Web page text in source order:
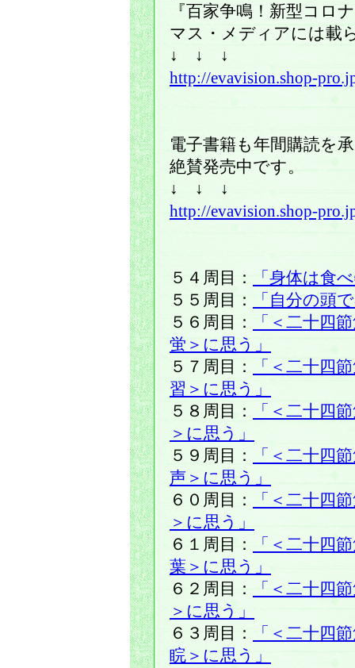
『百家争鳴！新型コ
マス・メディアには載
↓ ↓ ↓
http://evavision.shop-
電子書籍も年間購読を
絶賛発売中です。
↓ ↓ ↓
http://evavision.shop-
５４周目：
「身体は食
５５周目：
「自分の頭
５６周目：
「＜二十四
蛍＞に思う」
５７周目：
「＜二十四
習＞に思う」
５８周目：
「＜二十四
＞に思う」
５９周目：
「＜二十四
声＞に思う」
６０周目：
「＜二十四
＞に思う」
６１周目：
「＜二十四
葉＞に思う」
６２周目：
「＜二十四
＞に思う」
６３周目：
「＜二十四
睆＞に思う」